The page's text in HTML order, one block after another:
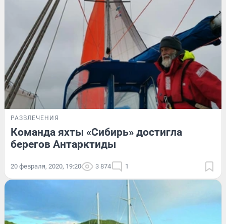
РАЗВЛЕЧЕНИЯ
Команда яхты «Сибирь» достигла
берегов Антарктиды
20 февраля, 2020, 19:20 3 874 1